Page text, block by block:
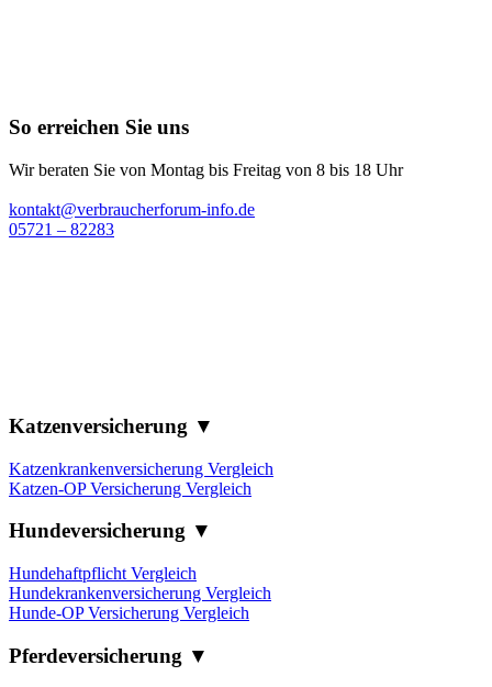
So erreichen Sie uns
Wir beraten Sie von Montag bis Freitag von 8 bis 18 Uhr
kontakt@verbraucherforum-info.de
05721 – 82283
Katzenversicherung ▼
Katzenkrankenversicherung Vergleich
Katzen-OP Versicherung Vergleich
Hundeversicherung ▼
Hundehaftpflicht Vergleich
Hundekrankenversicherung Vergleich
Hunde-OP Versicherung Vergleich
Pferdeversicherung ▼